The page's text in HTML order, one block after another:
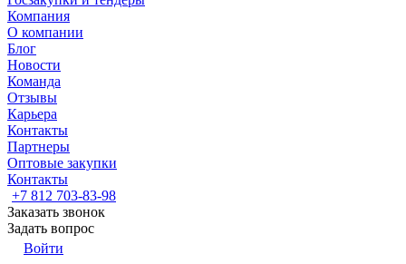
Компания
О компании
Блог
Новости
Команда
Отзывы
Карьера
Контакты
Партнеры
Оптовые закупки
Контакты
+7 812 703-83-98
Заказать звонок
Задать вопрос
Войти